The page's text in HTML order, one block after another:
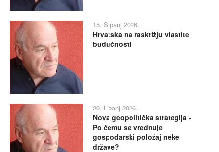
15. Srpanj 2026.
Hrvatska na raskrižju vlastite
budućnosti
29. Lipanj 2026.
Nova geopolitička strategija -
Po čemu se vrednuje
gospodarski položaj neke
države?